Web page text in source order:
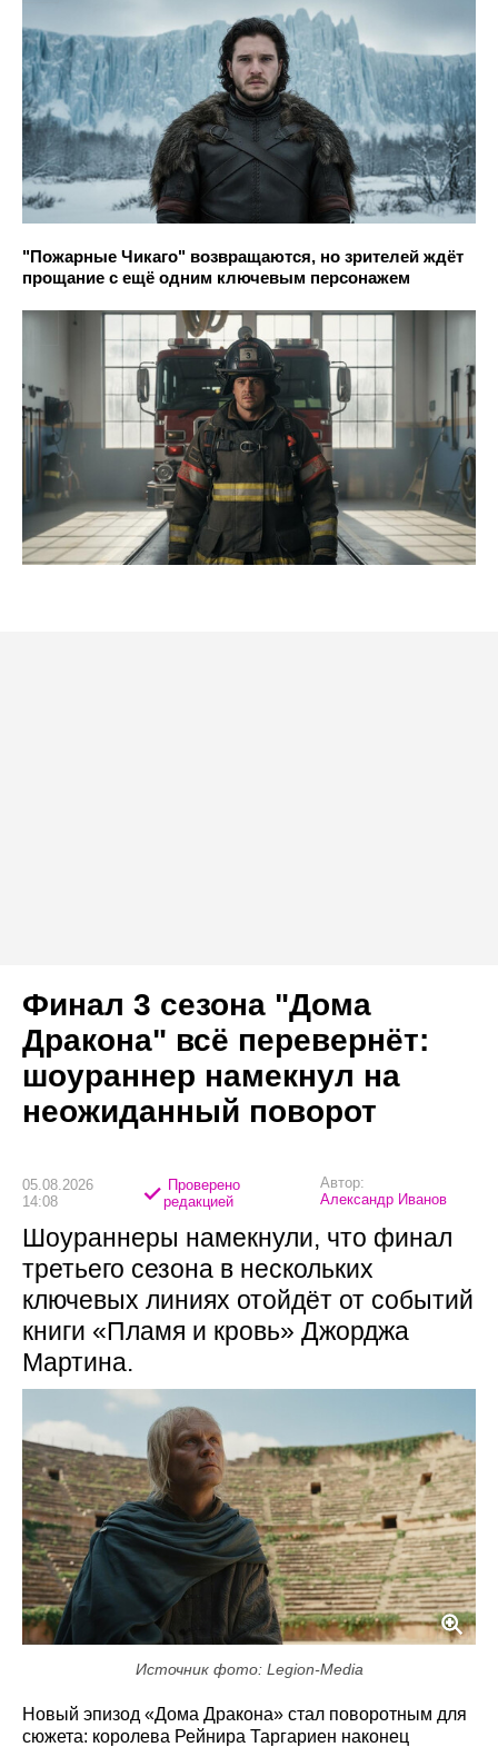
"Пожарные Чикаго" возвращаются, но зрителей ждёт
прощание с ещё одним ключевым персонажем
Финал 3 сезона "Дома
Дракона" всё перевернёт:
шоураннер намекнул на
неожиданный поворот
05.08.2026
14:08
Проверено
редакцией
Автор:
Александр Иванов
Шоураннеры намекнули, что финал
третьего сезона в нескольких
ключевых линиях отойдёт от событий
книги «Пламя и кровь» Джорджа
Мартина.
Источник фото: Legion-Media
Новый эпизод «Дома Дракона» стал поворотным для
сюжета: королева Рейнира Таргариен наконец